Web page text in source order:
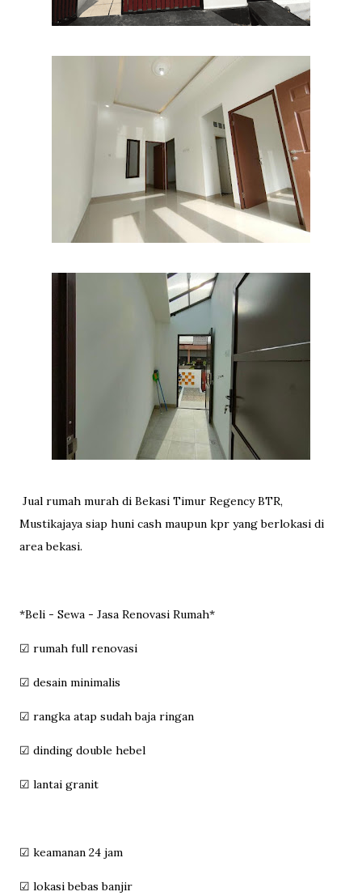
Jual rumah murah di Bekasi Timur Regency BTR,
Mustikajaya siap huni cash maupun kpr yang berlokasi di
area bekasi.
*Beli - Sewa - Jasa Renovasi Rumah*
☑ rumah full renovasi
☑ desain minimalis
☑ rangka atap sudah baja ringan
☑ dinding double hebel
☑ lantai granit
☑ keamanan 24 jam
☑ lokasi bebas banjir